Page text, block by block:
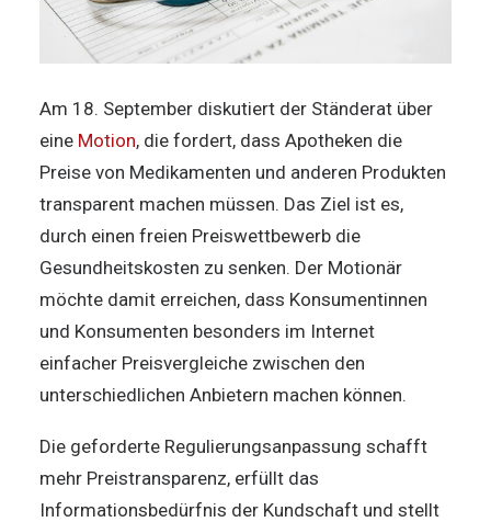
Am 18. September diskutiert der Ständerat über
eine Motion, die fordert, dass Apotheken die
Preise von Medikamenten und anderen Produkten
transparent machen müssen. Das Ziel ist es,
durch einen freien Preiswettbewerb die
Gesundheitskosten zu senken. Der Motionär
möchte damit erreichen, dass Konsumentinnen
und Konsumenten besonders im Internet
einfacher Preisvergleiche zwischen den
unterschiedlichen Anbietern machen können.
Die geforderte Regulierungsanpassung schafft
mehr Preistransparenz, erfüllt das
Informationsbedürfnis der Kundschaft und stellt